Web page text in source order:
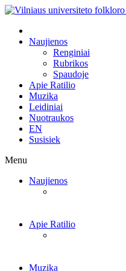
Naujienos
Renginiai
Rubrikos
Spaudoje
Apie Ratilio
Muzika
Leidiniai
Nuotraukos
EN
Susisiek
Menu
Naujienos
Apie Ratilio
Muzika